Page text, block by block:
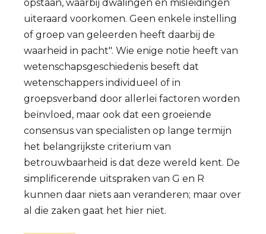
opstaan, waarbij dwalingen en misleidingen
uiteraard voorkomen. Geen enkele instelling
of groep van geleerden heeft daarbij de
waarheid in pacht". Wie enige notie heeft van
wetenschapsgeschiedenis beseft dat
wetenschappers individueel of in
groepsverband door allerlei factoren worden
beïnvloed, maar ook dat een groeiende
consensus van specialisten op lange termijn
het belangrijkste criterium van
betrouwbaarheid is dat deze wereld kent. De
simplificerende uitspraken van G en R
kunnen daar niets aan veranderen; maar over
al die zaken gaat het hier niet.